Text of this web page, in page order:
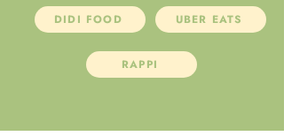
DIDI FOOD UBER EATS
RAPPI